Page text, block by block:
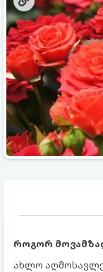
როგორ
ახლო